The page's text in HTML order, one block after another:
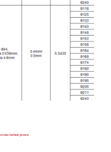
istehsal prosesi